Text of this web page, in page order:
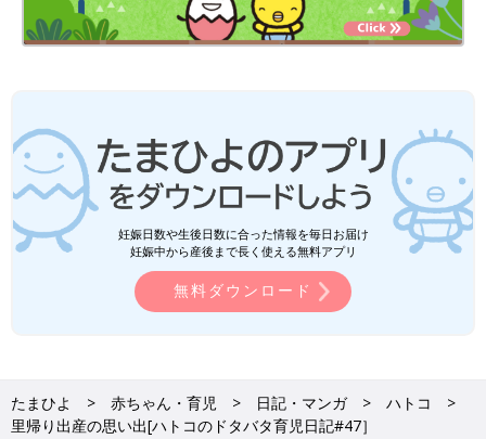
妊娠日数や生後日数に合った情報を毎日お届け
妊娠中から産後まで長く使える無料アプリ
無料ダウンロード
たまひよ 赤ちゃん・育児 日記・マンガ
ハトコ
里帰り出産の思い出[ハトコのドタバタ育児日記#47］